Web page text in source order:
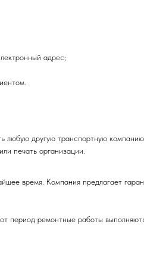
адрес;
любую другую транспортную
печать организации.
время. Компания предлагает
период ремонтные работы